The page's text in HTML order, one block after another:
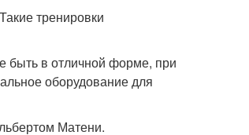
тренировки
быть в отличной форме, при
оборудование для
Матени.